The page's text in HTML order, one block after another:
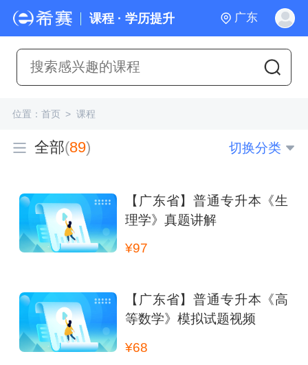
课程 · 学历提升 广东
位置： 首页 > 课程
全部(89) 切换分类
【广东省】普通专升本《生
理学》真题讲解
¥97
【广东省】普通专升本《高
等数学》模拟试题视频
¥68